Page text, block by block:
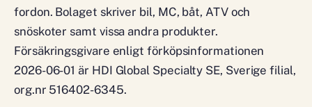
fordon. Bolaget skriver bil, MC, båt, ATV och
snöskoter samt vissa andra produkter.
Försäkringsgivare enligt förköpsinformationen
2026-06-01 är HDI Global Specialty SE, Sverige filial,
org.nr 516402-6345.